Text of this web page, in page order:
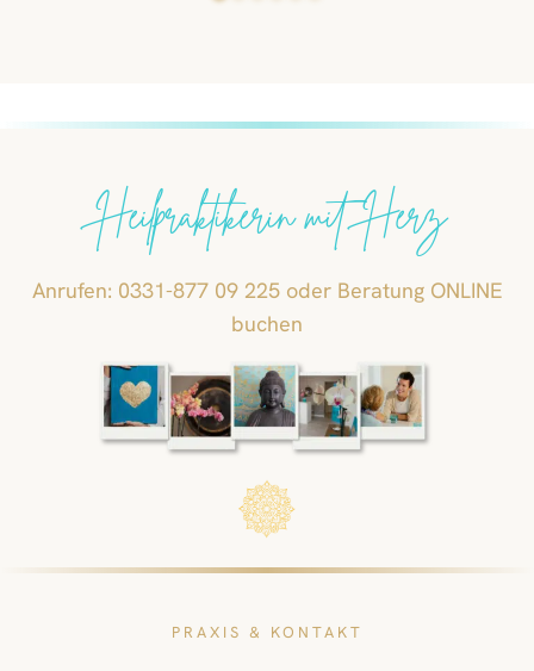
Heilpraktikerin mit Herz
Anrufen: 0331-877 09 225 oder Beratung ONLINE
buchen
PRAXIS & KONTAKT